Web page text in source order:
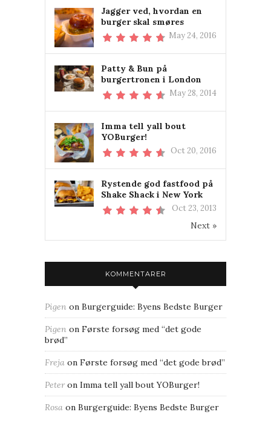
Jagger ved, hvordan en
burger skal smøres
May 24, 2016
Patty & Bun på
burgertronen i London
May 28, 2014
Imma tell yall bout
YOBurger!
Oct 20, 2016
Rystende god fastfood på
Shake Shack i New York
Oct 23, 2013
Next »
KOMMENTARER
Pigen on Burgerguide: Byens Bedste Burger
Pigen on Første forsøg med “det gode
brød”
Freja on Første forsøg med “det gode brød”
Peteron Imma tell yall bout YOBurger!
Rosa on Burgerguide: Byens Bedste Burger